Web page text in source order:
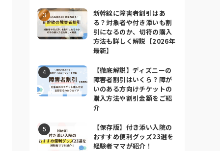
新幹線に障害者割引はあ
る？対象者や付き添いも割
引になるのか、切符の購入
方法も詳しく解説【2026年
最新】
【徹底解説】ディズニーの
障害者割引はいくら？障が
いのある方向けチケットの
購入方法や割引金額をご紹
介
【保存版】付き添い入院の
おすすめ便利グッズ23選を
経験者ママが紹介！